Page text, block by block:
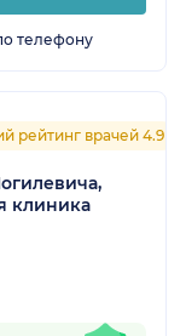
телефону
рейтинг врачей 4.9
клиника